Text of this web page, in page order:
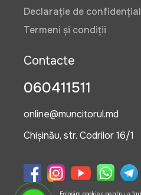
Declarație de
Termeni și condiții
Contacte
060411511
online@muncitorul.md
Chișinău, str. Codrilor 16/1